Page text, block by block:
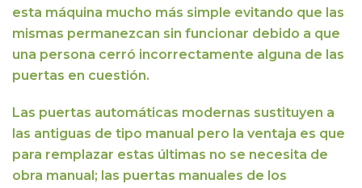
esta máquina mucho más simple evitando que las
mismas permanezcan sin funcionar debido a que
una persona cerró incorrectamente alguna de las
puertas en cuestión.
Las puertas automáticas modernas sustituyen a
las antiguas de tipo manual pero la ventaja es que
para remplazar estas últimas no se necesita de
obra manual; las puertas manuales de los